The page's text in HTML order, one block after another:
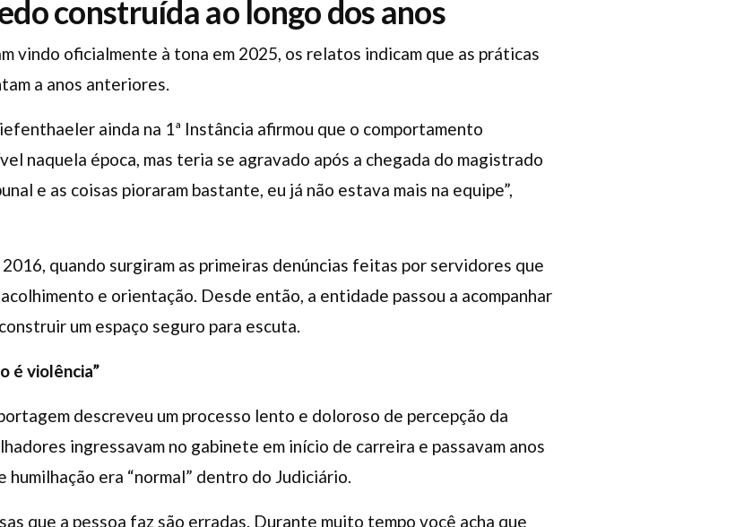
construída ao longo dos anos
vindo oficialmente à tona em 2025, os relatos indicam que as práticas
a anos anteriores.
ainda na 1ª Instância afirmou que o comportamento
naquela época, mas teria se agravado após a chegada do magistrado
e as coisas pioraram bastante, eu já não estava mais na equipe”,
quando surgiram as primeiras denúncias feitas por servidores que
e orientação. Desde então, a entidade passou a acompanhar
um espaço seguro para escuta.
é violência”
descreveu um processo lento e doloroso de percepção da
ingressavam no gabinete em início de carreira e passavam anos
era “normal” dentro do Judiciário.
que a pessoa faz são erradas. Durante muito tempo você acha que